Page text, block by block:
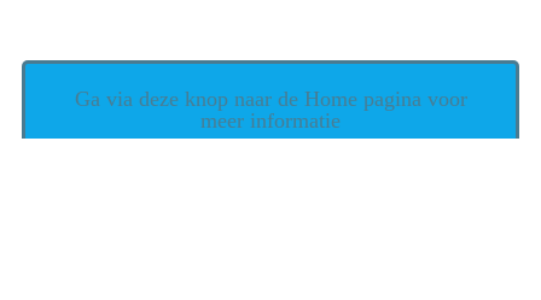
Ga via deze knop naar de Home pagina voor
meer informatie